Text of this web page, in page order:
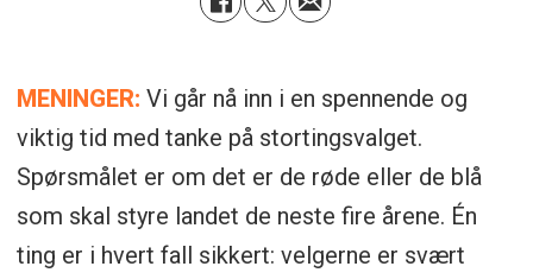
MENINGER: Vi går nå inn i en spennende og
viktig tid med tanke på stortingsvalget.
Spørsmålet er om det er de røde eller de blå
som skal styre landet de neste fire årene. Én
ting er i hvert fall sikkert: velgerne er svært